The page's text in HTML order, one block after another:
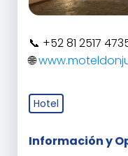
+52 81 2517
Hotel
Información y